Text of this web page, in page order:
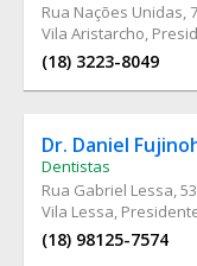
Rua Nações Unidas,
Vila Aristarcho,
(18) 3223-8049
Dr. Daniel
Dentistas
Rua Gabriel Lessa, 53
Vila Lessa,
(18) 98125-7574